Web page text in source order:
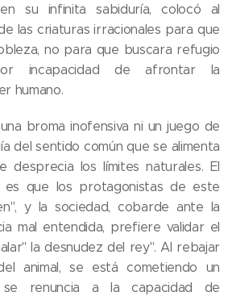
en su infinita sabiduría, colocó al
las criaturas irracionales para que
no para que buscara refugio
incapacidad de afrontar la
humano.
broma inofensiva ni un juego de
del sentido común que se alimenta
desprecia los límites naturales. El
que los protagonistas de este
y la sociedad, cobarde ante la
mal entendida, prefiere validar el
la desnudez del rey". Al rebajar
animal, se está cometiendo un
se renuncia a la capacidad de